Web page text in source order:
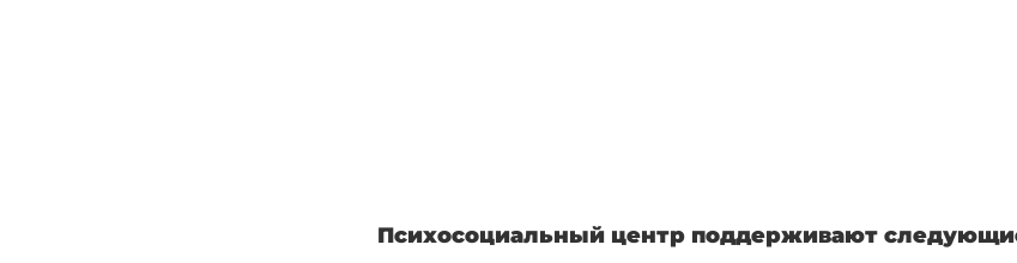
Психосоциальный центр поддерживают